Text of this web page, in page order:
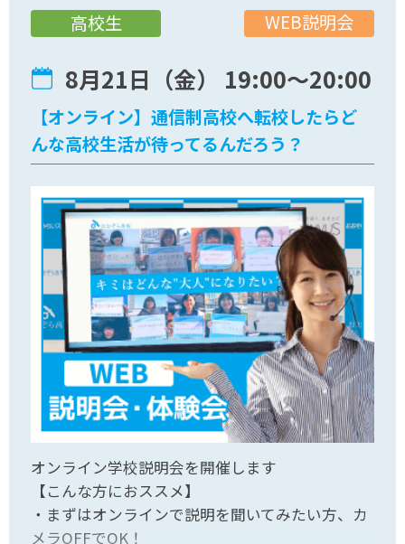
WEB説明会
8月21日（金） 19:00〜20:00
高校生
【オンライン】通信制高校へ転校したらど
んな高校生活が待ってるんだろう？
オンライン学校説明会を開催します
【こんな方におススメ】
・まずはオンラインで説明を聞いてみたい方、カ
メラOFFでOK！